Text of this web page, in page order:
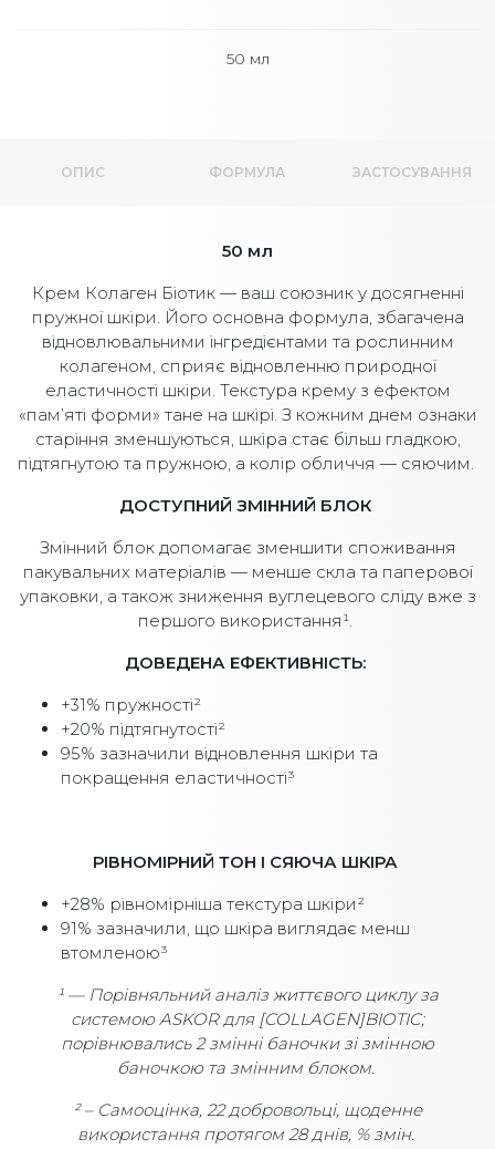
50 мл
ОПИС ФОРМУЛА ЗАСТОСУВАННЯ
50 мл
Крем Колаген Біотик — ваш союзник у досягненні
пружної шкіри. Його основна формула, збагачена
відновлювальними інгредієнтами та рослинним
колагеном, сприяє відновленню природної
еластичності шкіри. Текстура крему з ефектом
«пам’яті форми» тане на шкірі. З кожним днем ознаки
старіння зменшуються, шкіра стає більш гладкою,
підтягнутою та пружною, а колір обличчя — сяючим.
ДОСТУПНИЙ ЗМІННИЙ БЛОК
Змінний блок допомагає зменшити споживання
пакувальних матеріалів — менше скла та паперової
упаковки, а також зниження вуглецевого сліду вже з
першого використання¹.
ДОВЕДЕНА ЕФЕКТИВНІСТЬ:
+31% пружності²
+20% підтягнутості²
95% зазначили відновлення шкіри та
покращення еластичності³
РІВНОМІРНИЙ ТОН І СЯЮЧА ШКІРА
+28% рівномірніша текстура шкіри²
91% зазначили, що шкіра виглядає менш
втомленою³
¹ — Порівняльний аналіз життєвого циклу за
системою ASKOR для [COLLAGEN]BIOTIC;
порівнювались 2 змінні баночки зі змінною
баночкою та змінним блоком.
² – Самооцінка, 22 добровольці, щоденне
використання протягом 28 днів, % змін.